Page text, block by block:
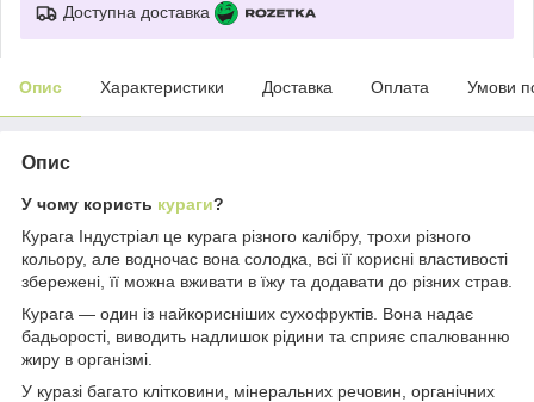
Доступна доставка
Опис Характеристики Доставка Оплата Умови
Опис
У чому користь кураги?
Курага Індустріал це курага різного калібру, трохи різного
кольору, але водночас вона солодка, всі її корисні властивості
збережені, її можна вживати в їжу та додавати до різних страв.
Курага — один із найкорисніших сухофруктів. Вона надає
бадьорості, виводить надлишок рідини та сприяє спалюванню
жиру в організмі.
У куразі багато клітковини, мінеральних речовин, органічних